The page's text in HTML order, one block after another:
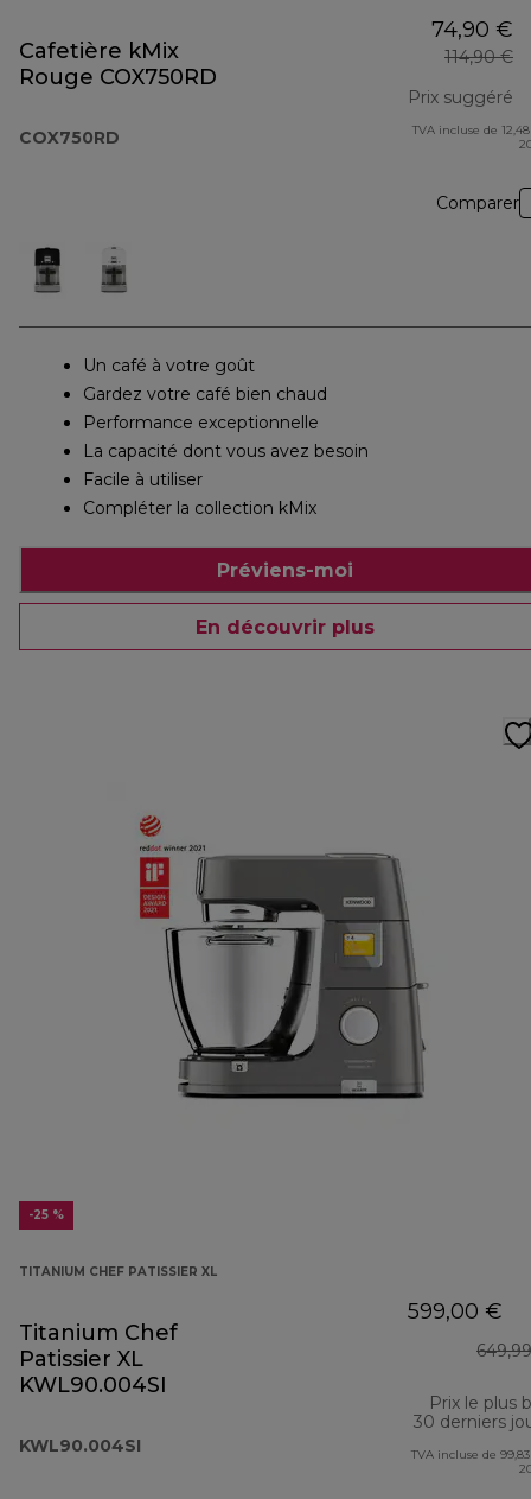
Cafetière kMix
Rouge COX750RD
COX750RD
74,90 €
114,90 €
Prix suggéré
TVA incluse de
Comparer
Un café à votre goût
Gardez votre café bien chaud
Performance exceptionnelle
La capacité dont vous avez besoin
Facile à utiliser
Compléter la collection kMix
Préviens-moi
En découvrir plus
-25 %
TITANIUM CHEF PATISSIER XL
Titanium Chef
Patissier XL
KWL90.004SI
KWL90.004SI
599,00 €
Prix le plus
30 derniers
TVA incluse de